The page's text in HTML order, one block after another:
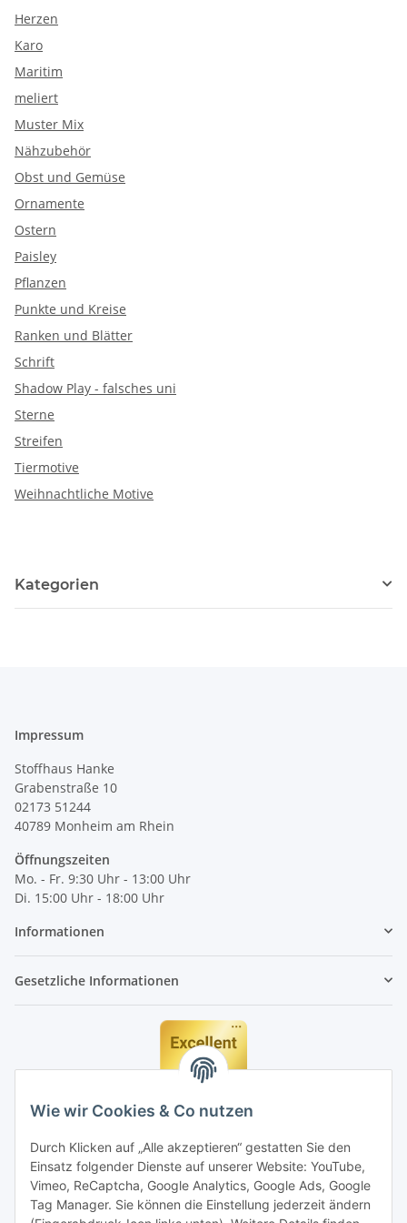
Wie wir Cookies & Co nutzen
Durch Klicken auf „Alle akzeptieren“ gestatten Sie den
Einsatz folgender Dienste auf unserer Website: YouTube,
Vimeo, ReCaptcha, Google Analytics, Google Ads, Google
Tag Manager. Sie können die Einstellung jederzeit ändern
Herzen
Karo
Maritim
meliert
Muster Mix
Nähzubehör
Obst und Gemüse
Ornamente
Ostern
Paisley
Pflanzen
Punkte und Kreise
Ranken und Blätter
Schrift
Shadow Play - falsches uni
Sterne
Streifen
Tiermotive
Weihnachtliche Motive
Kategorien
Impressum
Stoffhaus Hanke
Grabenstraße 10
02173 51244
40789 Monheim am Rhein
Öffnungszeiten
Mo. - Fr. 9:30 Uhr - 13:00 Uhr
Di. 15:00 Uhr - 18:00 Uhr
Informationen
Gesetzliche Informationen